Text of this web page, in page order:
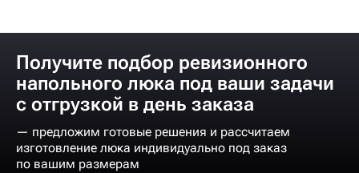
Получите подбор ревизионного
напольного люка под ваши задачи
с отгрузкой в день заказа
— предложим готовые решения и рассчитаем
изготовление люка индивидуально под заказ
по вашим размерам